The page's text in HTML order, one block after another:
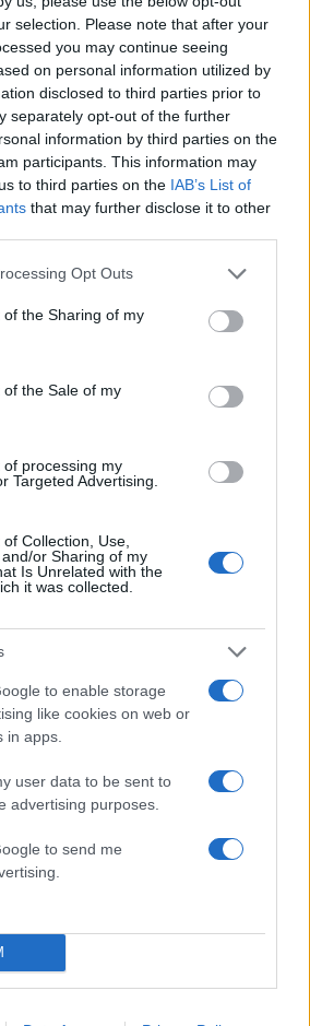
selection. Please note that after your
you may continue seeing
on personal information utilized by
disclosed to third parties prior to
separately opt-out of the further
information by third parties on the
participants. This information may
to third parties on the IAB’s List of
that may further disclose it to other
app uses one or more Google
or usage behaviour. You may click to
to Google and its third-party tags to
specified purposes in below Google
Opt Outs
the Sharing of my
the Sale of my
processing my
Targeted Advertising.
Collection, Use,
or Sharing of my
Is Unrelated with the
it was collected.
to enable storage
like cookies on web or
in apps.
user data to be sent to
advertising purposes.
to send me
της Meta, επικαλέστηκε
της εταιρείας του να μην
κάτω των 13 ετών την
από τις πλατφόρμες της.
εσωτερικές έρευνες
ότι η Meta γνώριζε ότι
στην
πλατφόρμες της, ο
στην αναγνώριση των
13 ετών.
είχε φτάσει στο «σωστό
ΔΙΑΦΗΜΙΣΗ